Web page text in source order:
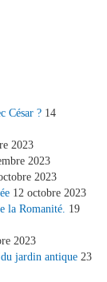
César ? 14
2023
2023
2023
12 octobre 2023
la Romanité. 19
2023
jardin antique 23